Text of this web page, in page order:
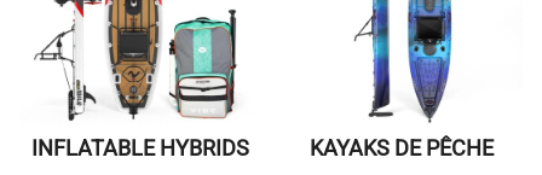
INFLATABLE HYBRIDS KAYAKS DE PÊCHE